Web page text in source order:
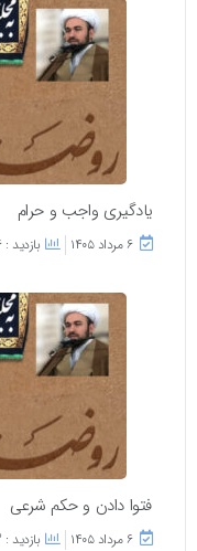
یادگیری واجب و حرام
۶ مرداد ۱۴۰۵ بازدید : 76
فتوا دادن و حکم شرعی
۶ مرداد ۱۴۰۵ بازدید : 73